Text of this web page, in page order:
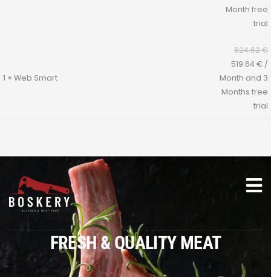
Month free
trial
1 × Web Smart
624.62€
519.64€ /
Month and 3
Months free
trial